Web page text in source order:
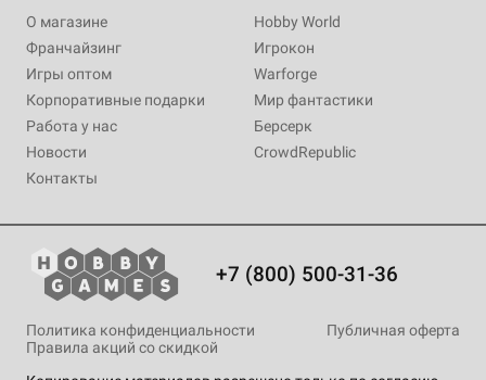
О магазине
Франчайзинг
Игры оптом
Корпоративные подарки
Работа у нас
Новости
Контакты
Hobby World
Игрокон
Warforge
Мир фантастики
Берсерк
CrowdRepublic
+7 (800) 500-31-36
Политика конфиденциальности
Публичная оферта
Правила акций со скидкой